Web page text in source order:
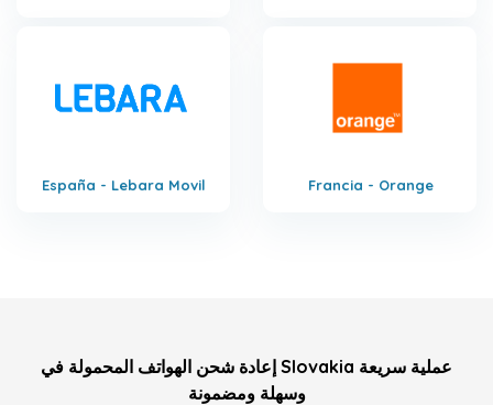
España - Lebara Movil Francia - Orange
إعادة شحن الهواتف المحمولة في Slovakia عملية سريعة
وسهلة ومضمونة